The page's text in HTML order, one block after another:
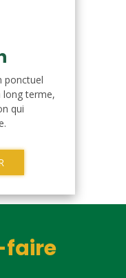
ponctuel
long terme,
qui
faire